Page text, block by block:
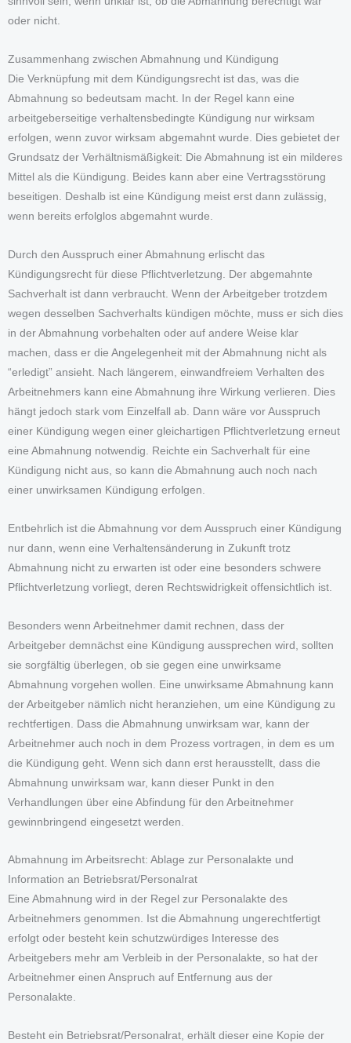
oder nicht.
Zusammenhang zwischen Abmahnung und Kündigung
Die Verknüpfung mit dem Kündigungsrecht ist das, was die
Abmahnung so bedeutsam macht. In der Regel kann eine
arbeitgeberseitige verhaltensbedingte Kündigung nur wirksam
erfolgen, wenn zuvor wirksam abgemahnt wurde. Dies gebietet der
Grundsatz der Verhältnismäßigkeit: Die Abmahnung ist ein milderes
Mittel als die Kündigung. Beides kann aber eine Vertragsstörung
beseitigen. Deshalb ist eine Kündigung meist erst dann zulässig,
wenn bereits erfolglos abgemahnt wurde.
Durch den Ausspruch einer Abmahnung erlischt das
Kündigungsrecht für diese Pflichtverletzung. Der abgemahnte
Sachverhalt ist dann verbraucht. Wenn der Arbeitgeber trotzdem
wegen desselben Sachverhalts kündigen möchte, muss er sich dies
in der Abmahnung vorbehalten oder auf andere Weise klar
machen, dass er die Angelegenheit mit der Abmahnung nicht als
“erledigt” ansieht. Nach längerem, einwandfreiem Verhalten des
Arbeitnehmers kann eine Abmahnung ihre Wirkung verlieren. Dies
hängt jedoch stark vom Einzelfall ab. Dann wäre vor Ausspruch
einer Kündigung wegen einer gleichartigen Pflichtverletzung erneut
eine Abmahnung notwendig. Reichte ein Sachverhalt für eine
Kündigung nicht aus, so kann die Abmahnung auch noch nach
einer unwirksamen Kündigung erfolgen.
Entbehrlich ist die Abmahnung vor dem Ausspruch einer Kündigung
nur dann, wenn eine Verhaltensänderung in Zukunft trotz
Abmahnung nicht zu erwarten ist oder eine besonders schwere
Pflichtverletzung vorliegt, deren Rechtswidrigkeit offensichtlich ist.
Besonders wenn Arbeitnehmer damit rechnen, dass der
Arbeitgeber demnächst eine Kündigung aussprechen wird, sollten
sie sorgfältig überlegen, ob sie gegen eine unwirksame
Abmahnung vorgehen wollen. Eine unwirksame Abmahnung kann
der Arbeitgeber nämlich nicht heranziehen, um eine Kündigung zu
rechtfertigen. Dass die Abmahnung unwirksam war, kann der
Arbeitnehmer auch noch in dem Prozess vortragen, in dem es um
die Kündigung geht. Wenn sich dann erst herausstellt, dass die
Abmahnung unwirksam war, kann dieser Punkt in den
Verhandlungen über eine Abfindung für den Arbeitnehmer
gewinnbringend eingesetzt werden.
Abmahnung im Arbeitsrecht: Ablage zur Personalakte und
Information an Betriebsrat/Personalrat
Eine Abmahnung wird in der Regel zur Personalakte des
Arbeitnehmers genommen. Ist die Abmahnung ungerechtfertigt
erfolgt oder besteht kein schutzwürdiges Interesse des
Arbeitgebers mehr am Verbleib in der Personalakte, so hat der
Arbeitnehmer einen Anspruch auf Entfernung aus der
Personalakte.
Besteht ein Betriebsrat/Personalrat, erhält dieser eine Kopie der